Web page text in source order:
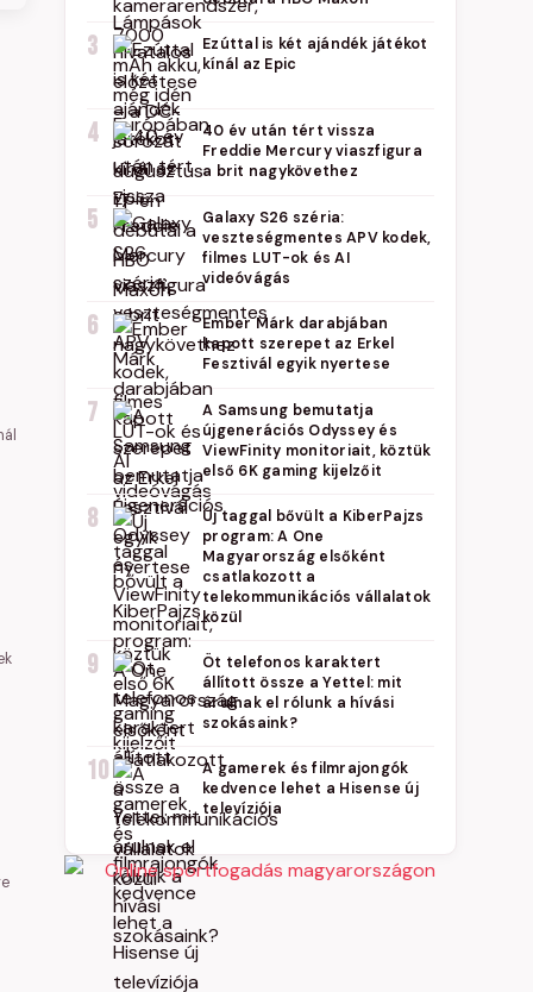
3
Ezúttal is két ajándék játékot
kínál az Epic
4
40 év után tért vissza
Freddie Mercury viaszfigura
a brit nagykövethez
5
Galaxy S26 széria:
veszteségmentes APV kodek,
filmes LUT-ok és AI
videóvágás
6
Ember Márk darabjában
kapott szerepet az Erkel
Fesztivál egyik nyertese
7
A Samsung bemutatja
újgenerációs Odyssey és
ViewFinity monitoriait, köztük
első 6K gaming kijelzőit
8
Új taggal bővült a KiberPajzs
program: A One
Magyarország elsőként
csatlakozott a
telekommunikációs vállalatok
közül
9
Öt telefonos karaktert
állított össze a Yettel: mit
árulnak el rólunk a hívási
szokásaink?
10
A gamerek és filmrajongók
kedvence lehet a Hisense új
televíziója